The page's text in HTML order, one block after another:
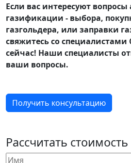
Если вас интересуют
газификации - выбора,
газгольдера, или заправки
свяжитесь со специалистами
сейчас! Наши специалисты
ваши вопросы.
Получить консультацию
Рассчитать стоимость